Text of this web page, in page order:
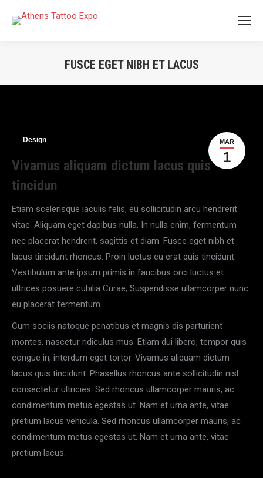
FUSCE EGET NIBH ET LACUS
MAR
1
Design
Vivamus aliquam dictum lacus quis
tincidun
Etiam scelerisque iaculis felis, eu sollicitudin arcu hendrerit
vitae. Aliquam eget dapibus nulla. In nulla enim, fermentum
nec placerat hendrerit, sagittis et diam. Fusce eget nibh et
lacus tincidunt rhoncus. Proin luctus eu erat quis tincidunt.
Vestibulum ante ipsum primis in faucibus orci luctus et
ultrices posuere cubilia Curae; Suspendisse ullamcorper nunc
eu placerat fermentum.
Cum sociis natoque penatibus et magnis dis parturient
montes, nascetur ridiculus mus. Etiam dui libero, tempor quis
congue in, interdum eget tortor. Vivamus aliquam dictum
lacus quis tincidunt. Phasellus rhoncus ante sollicitudin nisl
consectetur ultricies. Sed rhoncus ullamcorper mauris, ac
condimentum metus egestas ut. Nam et urna ante, vitae
pretium lacus vehicula. Sed rhoncus ullamcorper mauris, ac
condimentum metus egestas ut. Nam et urna ante, vitae
pretium lacus.